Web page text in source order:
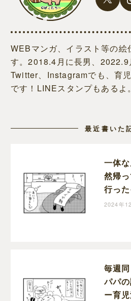
WEBマンガ、イラスト等の絵
す。2018.4月に長男、2022.9
Twitter、Instagramでも、育
です！LINEスタンプもあるよ。
最近書いた
一体
然帰
行っ
たろー
2024年
毎週
パパ
ー育